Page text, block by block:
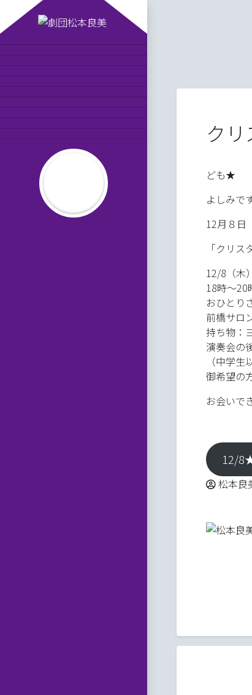
劇団松本良美とは
公演スケジュール
劇団員の紹介
MAISONde梟
劇団日記
オンラインショップ
お問い合わせ
りかーどのお告げ
劇団松本良
ク
ども★
よしみです
12月８日
「クリス
12/8（木）
18時～20
おひとり
前橋サロ
持ち物：
演奏会の
（中学
御希望の
お会いで
12/
Posted
松本良